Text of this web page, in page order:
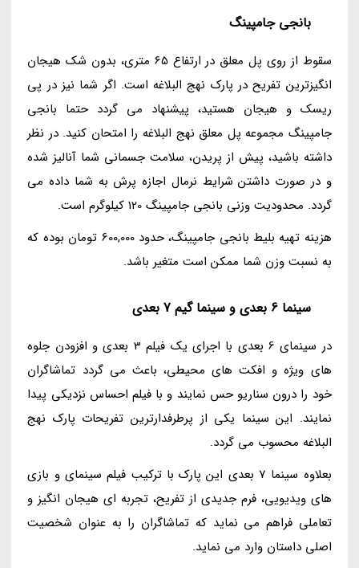
بانجی جامپینگ
سقوط از روی پل معلق در ارتفاع 65 متری، بدون شک هیجان
انگیزترین تفریح در پارک نهج البلاغه است. اگر شما نیز در پی
ریسک و هیجان هستید، پیشنهاد می گردد حتما بانجی
جامپینگ مجموعه پل معلق نهج البلاغه را امتحان کنید. در نظر
داشته باشید، پیش از پریدن، سلامت جسمانی شما آنالیز شده
و در صورت داشتن شرایط نرمال اجازه پرش به شما داده می
گردد. محدودیت وزنی بانجی جامپینگ 120 کیلوگرم است.
هزینه تهیه بلیط بانجی جامپینگ، حدود 600,000 تومان بوده که
به نسبت وزن شما ممکن است متغیر باشد.
سینما 6 بعدی و سینما گیم 7 بعدی
در سینمای 6 بعدی با اجرای یک فیلم 3 بعدی و افزودن جلوه
های ویژه و افکت های محیطی، باعث می گردد تماشاگران
خود را درون سناریو حس نمایند و با فیلم احساس نزدیکی پیدا
نمایند. این سینما یکی از پرطرفدارترین تفریحات پارک نهج
البلاغه محسوب می گردد.
بعلاوه سینما 7 بعدی این پارک با ترکیب فیلم سینمای و بازی
های ویدیویی، فرم جدیدی از تفریح، تجربه ای هیجان انگیز و
تعاملی فراهم می نماید که تماشاگران را به عنوان شخصیت
اصلی داستان وارد می نماید.